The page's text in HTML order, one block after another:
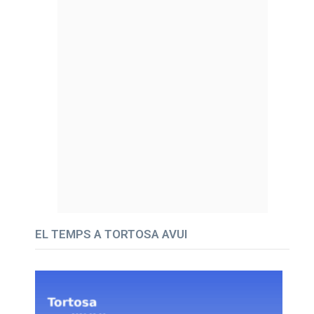
EL TEMPS A TORTOSA AVUI